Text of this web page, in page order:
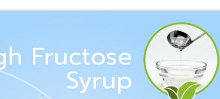
Fructose
Syrup